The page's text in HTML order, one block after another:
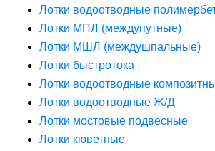
Лотки водоотводные
Лотки МПЛ (междупутные)
Лотки МШЛ (междушпальные)
Лотки быстротока
Лотки водоотводные
Лотки водоотводные Ж/Д
Лотки мостовые подвесные
Лотки кюветные